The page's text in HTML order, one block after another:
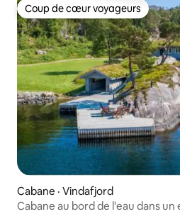
Coup de cœur voyageurs
Coup de cœur voyageurs
Cabane · Vindafjord
Cabane au bord de l'eau dans